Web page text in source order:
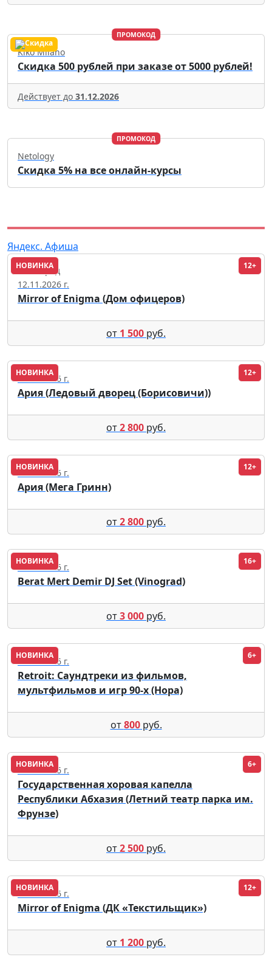
ПРОМОКОД
Kiko Milano
Скидка 500 рублей при заказе от 5000 рублей!
Действует до 31.12.2026
ПРОМОКОД
Netology
Скидка 5% на все онлайн-курсы
Яндекс. Афиша
НОВИНКА 12+
Волгоград
12.11.2026 г.
Mirror of Enigma (Дом офицеров)
от 1 500 руб.
НОВИНКА 12+
02.10.2026 г.
Ария (Ледовый дворец (Борисовичи))
от2 800 руб.
НОВИНКА 12+
19.09.2026 г.
Ария (Мега Гринн)
от2 800 руб.
НОВИНКА 16+
11.08.2026 г.
Berat Mert Demir DJ Set (Vinograd)
от3 000 руб.
НОВИНКА 6+
18.09.2026 г.
Retroit: Саундтреки из фильмов,
мультфильмов и игр 90-х (Нора)
от800руб.
НОВИНКА 6+
22.08.2026 г.
Государственная хоровая капелла
Республики Абхазия (Летний театр парка им.
Фрунзе)
от2 500 руб.
НОВИНКА 12+
13.11.2026 г.
Mirror of Enigma (ДК «Текстильщик»)
от 1 200 руб.